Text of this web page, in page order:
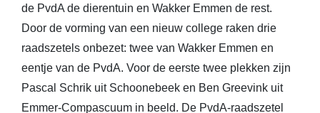
de PvdA de dierentuin en Wakker Emmen de rest.
Door de vorming van een nieuw college raken drie
raadszetels onbezet: twee van Wakker Emmen en
eentje van de PvdA. Voor de eerste twee plekken zijn
Pascal Schrik uit Schoonebeek en Ben Greevink uit
Emmer-Compascuum in beeld. De PvdA-raadszetel